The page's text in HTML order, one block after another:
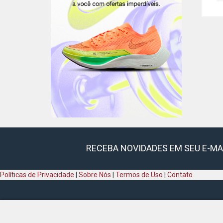
RECEBA NOVIDADES EM SEU E-
Políticas de Privacidade Sobre Nós Termos de Uso Contato